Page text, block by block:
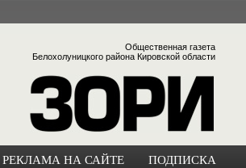
Общественная газета
Белохолуницкого района Кировской области
РЕКЛАМА НА САЙТЕ ПОДПИСКА